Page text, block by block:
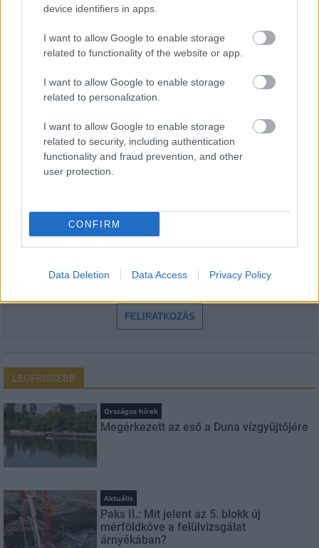
device identifiers in apps.
I want to allow Google to enable storage
related to functionality of the website or app.
I want to allow Google to enable storage
related to personalization.
I want to allow Google to enable storage
related to security, including authentication
functionality and fraud prevention, and other
user protection.
CONFIRM
Data Deletion Data Access Privacy Policy
A lakosságra is fontos szerep hárul a szúnyoginvázió
HÍRLEVÉL
Feliratkozom a hírlevélre és elfogadom azadatvédelmi
FELIRATKOZÁS
LEGFRISSEBB
Országos hírek
Megérkezett az eső a Duna vízgyűjtőjére
Aktuális
Paks II.: Mit jelent az 5. blokk új
mérföldköve a felülvizsgálat
árnyékában?